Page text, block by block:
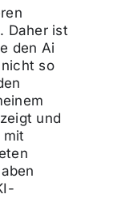
Daher ist
den Ai
so
und
mit